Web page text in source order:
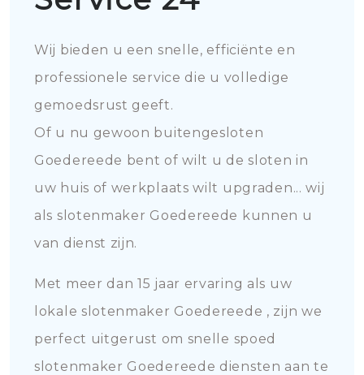
Wij bieden u een snelle, efficiënte en
professionele service die u volledige
gemoedsrust geeft.
Of u nu gewoon buitengesloten
Goedereede bent of wilt u de sloten in
uw huis of werkplaats wilt upgraden... wij
als slotenmaker Goedereede kunnen u
van dienst zijn.
Met meer dan 15 jaar ervaring als uw
lokale slotenmaker Goedereede , zijn we
perfect uitgerust om snelle spoed
slotenmaker Goedereede diensten aan te